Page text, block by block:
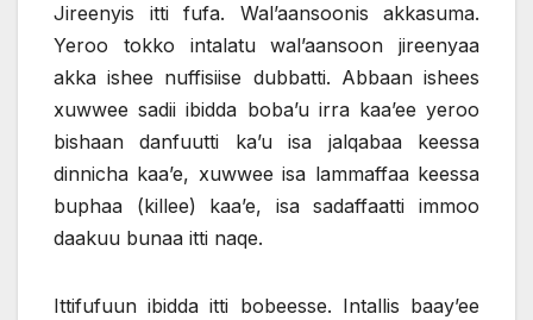
Jireenyis itti fufa. Wal’aansoonis akkasuma.
Yeroo tokko intalatu wal’aansoon jireenyaa
akka ishee nuffisiise dubbatti. Abbaan ishees
xuwwee sadii ibidda boba’u irra kaa’ee yeroo
bishaan danfuutti ka’u isa jalqabaa keessa
dinnicha kaa’e, xuwwee isa lammaffaa keessa
buphaa (killee) kaa’e, isa sadaffaatti immoo
daakuu bunaa itti naqe.
Ittifufuun ibidda itti bobeesse. Intallis baay’ee